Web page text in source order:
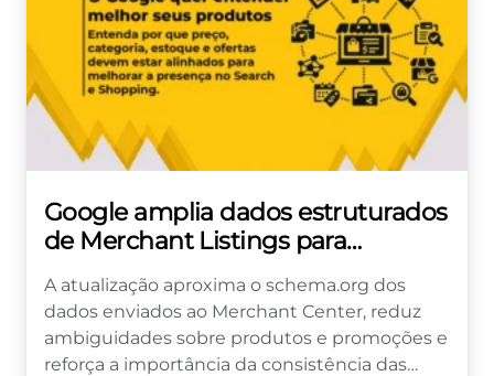
Google amplia dados estruturados
de Merchant Listings para
A atualização aproxima o schema.org dos
dados enviados ao Merchant Center, reduz
ambiguidades sobre produtos e promoções e
reforça a importância da consistência das